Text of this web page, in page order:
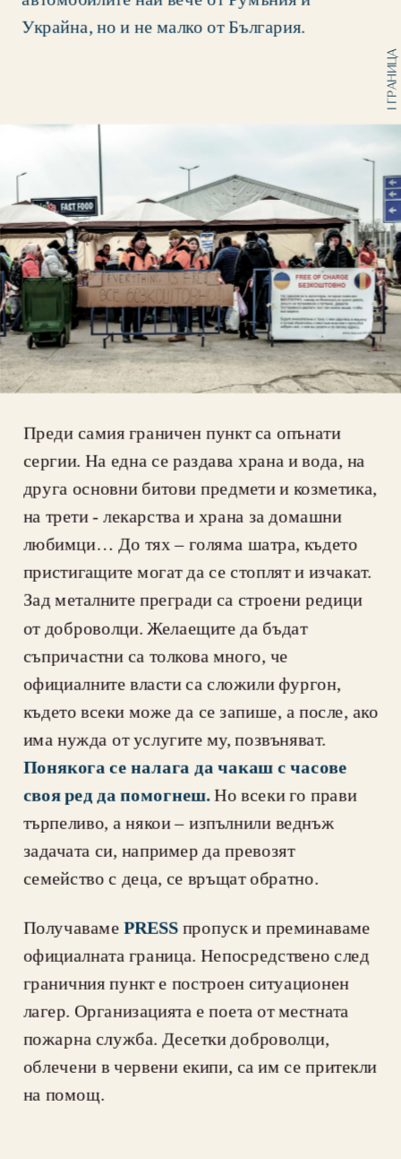
Украйна, но и не малко от България.
Преди самия граничен пункт са опънати
сергии. На една се раздава храна и вода, на
друга основни битови предмети и козметика,
на трети - лекарства и храна за домашни
любимци… До тях – голяма шатра, където
пристигащите могат да се стоплят и изчакат.
Зад металните прегради са строени редици
от доброволци. Желаещите да бъдат
съпричастни са толкова много, че
официалните власти са сложили фургон,
където всеки може да се запише, а после, ако
има нужда от услугите му, позвъняват.
Понякога се налага да чакаш с часове
своя ред да помогнеш. Но всеки го прави
търпеливо, а някои – изпълнили веднъж
задачата си, например да превозят
семейство с деца, се връщат обратно.
Получаваме PRESS пропуск и преминаваме
официалната граница. Непосредствено след
граничния пункт е построен ситуационен
лагер. Организацията е поета от местната
пожарна служба. Десетки доброволци,
облечени в червени екипи, са им се притекли
на помощ.
I ГРАНИЦА